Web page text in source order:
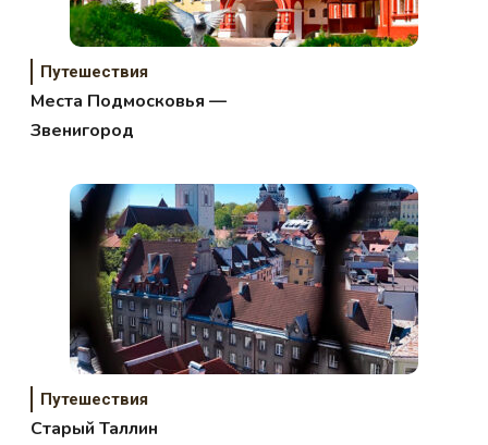
Путешествия
Места Подмосковья —
Звенигород
Путешествия
Старый Таллин